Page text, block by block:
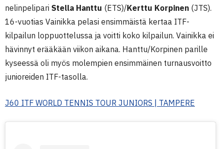
nelinpelipari Stella Hanttu (ETS)/Kerttu Korpinen (JTS).
16-vuotias Vainikka pelasi ensimmäistä kertaa ITF-
kilpailun loppuottelussa ja voitti koko kilpailun. Vainikka ei
hävinnyt erääkään viikon aikana. Hanttu/Korpinen parille
kyseessä oli myös molempien ensimmäinen turnausvoitto
junioreiden ITF-tasolla.
J60 ITF WORLD TENNIS TOUR JUNIORS | TAMPERE